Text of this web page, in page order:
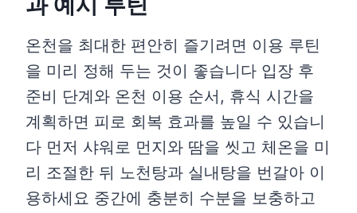
온천을 최대한 편안히 즐기려면 이용 루틴
을 미리 정해 두는 것이 좋습니다 입장 후
준비 단계와 온천 이용 순서, 휴식 시간을
계획하면 피로 회복 효과를 높일 수 있습니
다 먼저 샤워로 먼지와 땀을 씻고 체온을 미
리 조절한 뒤 노천탕과 실내탕을 번갈아 이
용하세요 중간에 충분히 수분을 보충하고